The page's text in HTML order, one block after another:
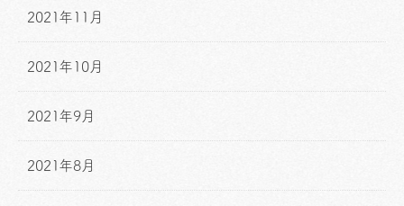
2021年11月
2021年10月
2021年9月
2021年8月